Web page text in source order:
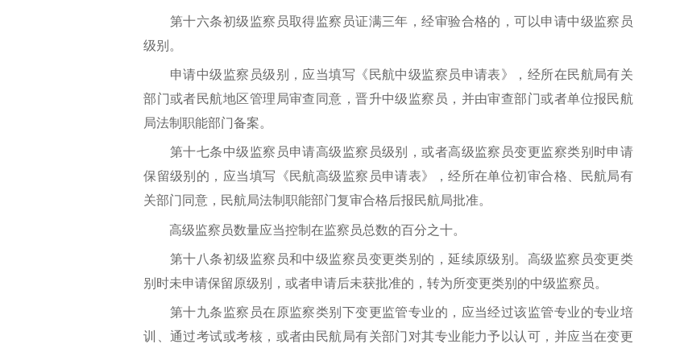
第十六条初级监察员取得监察员证满三年，经审验合格的，可以申请中级监察员
级别。
申请中级监察员级别，应当填写《民航中级监察员申请表》，经所在民航局有关
部门或者民航地区管理局审查同意，晋升中级监察员，并由审查部门或者单位报民航
局法制职能部门备案。
第十七条中级监察员申请高级监察员级别，或者高级监察员变更监察类别时申请
保留级别的，应当填写《民航高级监察员申请表》，经所在单位初审合格、民航局有
关部门同意，民航局法制职能部门复审合格后报民航局批准。
高级监察员数量应当控制在监察员总数的百分之十。
第十八条初级监察员和中级监察员变更类别的，延续原级别。高级监察员变更类
别时未申请保留原级别，或者申请后未获批准的，转为所变更类别的中级监察员。
第十九条监察员在原监察类别下变更监管专业的，应当经过该监管专业的专业培
训、通过考试或考核，或者由民航局有关部门对其专业能力予以认可，并应当在变更